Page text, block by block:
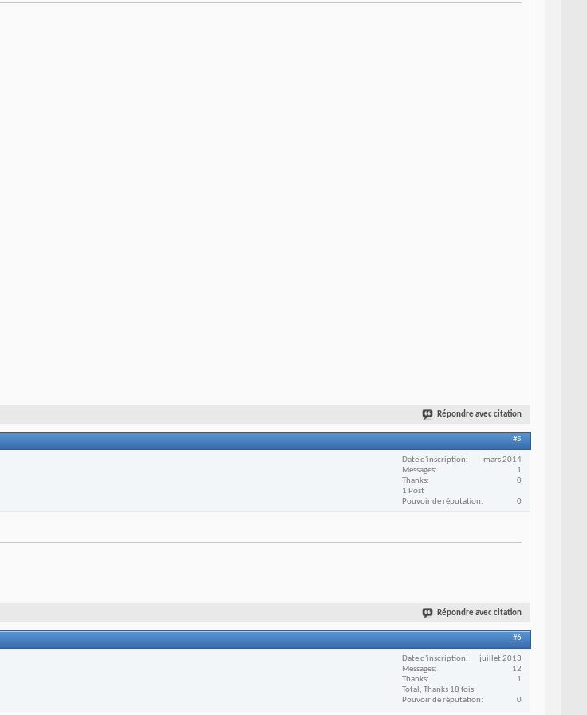
Répondre avec citation
#5
Date d'inscription
mars 2014
Messages
1
Thanks
0
1 Post
Pouvoir de réputation
0
Répondre avec citation
#6
Date d'inscription
juillet 2013
Messages
12
Thanks
1
Total, Thanks 18 fois
Pouvoir de réputation
0